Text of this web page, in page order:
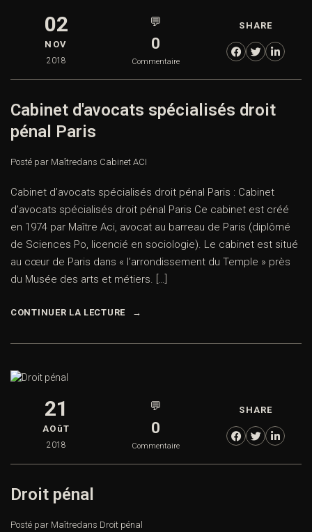
02
NOV
2018
💬
0
Commentaire
SHARE
Cabinet d'avocats spécialisés droit
pénal Paris
Posté par Maîtredans Cabinet ACI
Cabinet d’avocats spécialisés droit pénal Paris : Cabinet
d’avocats spécialisés droit pénal Paris Ce cabinet est créé
en 1974 par Maître Aci, avocat au barreau de Paris (diplômé
de Sciences Po, licencié en sociologie). Le cabinet est situé
au cœur de Paris dans « l’arrondissement du Temple » près
du Musée des arts et métiers. […]
CONTINUER LA LECTURE
21
AOûT
2018
💬
0
Commentaire
SHARE
Droit pénal
Posté par Maîtredans Droit pénal